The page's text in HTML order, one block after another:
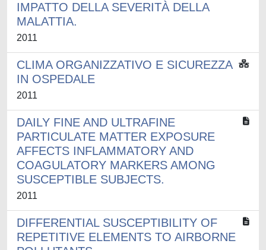
IMPATTO DELLA SEVERITÀ DELLA
MALATTIA.
2011
CLIMA ORGANIZZATIVO E SICUREZZA
IN OSPEDALE
2011
DAILY FINE AND ULTRAFINE
PARTICULATE MATTER EXPOSURE
AFFECTS INFLAMMATORY AND
COAGULATORY MARKERS AMONG
SUSCEPTIBLE SUBJECTS.
2011
DIFFERENTIAL SUSCEPTIBILITY OF
REPETITIVE ELEMENTS TO AIRBORNE